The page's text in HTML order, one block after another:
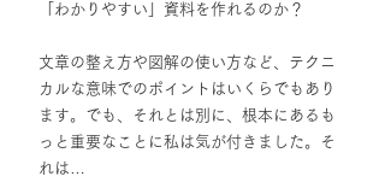
「わかりやすい」資料を作れるのか？
文章の整え方や図解の使い方など、テクニ
カルな意味でのポイントはいくらでもあり
ます。でも、それとは別に、根本にあるも
っと重要なことに私は気が付きました。そ
れは…